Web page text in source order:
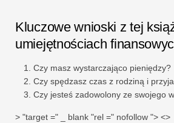
Kluczowe wnioski z tej
umiejętnościach
Czy masz wystarczająco pieniędzy?
Czy spędzasz czas z rodziną i
Czy jesteś zadowolony ze swojego
> "target =" _ blank "rel =" nofollow "> <>